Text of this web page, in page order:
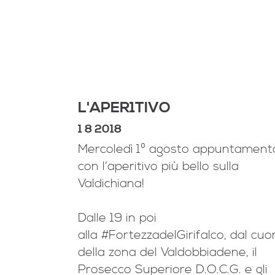
L'APER1TIVO
1 8 2018
Mercoledì 1º agosto
con l’aperitivo più bello sulla
Valdichiana!
Dalle 19 in poi
alla #FortezzadelGirifalco, dal
della zona del Valdobbiadene, il
Prosecco Superiore D.O.C.G. e gli